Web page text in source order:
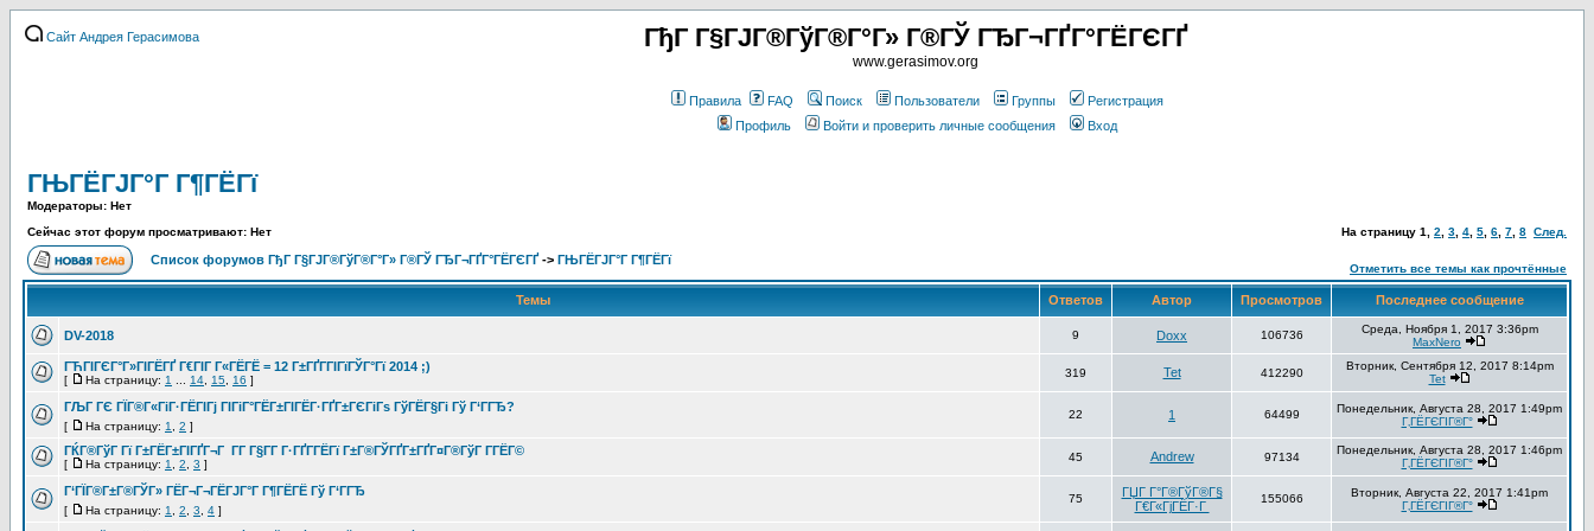
Сайт Андрея Герасимова ГђГ Г§ГЈГ®ГўГ®Г°Г» Г®ГЎ ГЂГ¬ГҐГ°ГЁГЄГҐ
www.gerasimov.org
Правила FAQ Поиск Пользователи Группы
Регистрация
Профиль
Войти и проверить личные сообщения Вход
ГЊГЁГЈГ°Г Г¶ГЁГї
Модераторы: Нет
Сейчас этот форум просматривают: Нет
На страницу 1 2 3 4 5 6 7 8 След.
Список форумов ГђГ Г§ГЈГ®ГўГ®Г°Г» Г®ГЎ ГЂГ¬ГҐГ°ГЁГЄГҐ-> ГЊГЁГЈГ°Г Г¶ГЁГї
Отметить все темы как прочтённые
Темы Ответов Автор Просмотров Последнее сообщение
DV-2018 9 Doxx 106736
Среда, Ноября 1, 2017 3:36pm
MaxNero
ГЋГІГЄГ°Г»ГІГЁГҐ Г€ГІГ Г«ГЁГЁ = 12 Г±ГҐГ­ГІГїГЎГ°Гї 2014 ;)
[ На страницу: 1 14 15 16 ]
319 Tet 412290
Вторник, Сентября 12, 2017 8:14pm
Tet
ГЉГ ГЄ ГЇГ®Г«ГіГ·ГЁГІГј ГІГіГ°ГЁГ±ГІГЁГ·ГҐГ±ГЄГіГѕ ГўГЁГ§Гі Гў Г‘ГГЂ?
[ На страницу: 1 2 ]
22 1 64499
Понедельник, Августа 28, 2017 1:49pm
Г‚ГЁГЄГІГ®Г°
ГЌГ®ГўГ Гї Г±ГЁГ±ГІГҐГ¬Г Г­Г Г§Г­Г Г·ГҐГ­ГЁГї Г±Г®ГЎГҐГ±ГҐГ¤Г®ГўГ Г­ГЁГ©
[ На страницу: 1 2 3 ]
45 Andrew 97134
Понедельник, Августа 28, 2017 1:46pm
Г‚ГЁГЄГІГ®Г°
Г‘ГЇГ®Г±Г®ГЎГ» ГЁГ¬Г¬ГЁГЈГ°Г Г¶ГЁГЁ Гў Г‘ГГЂ
[ На страницу: 1 2 3 4 ]
75
ГЏГ Г°Г®ГўГ®Г§
Г€Г«ГјГЁГ·Г
155066
Вторник, Августа 22, 2017 1:41pm
Г‚ГЁГЄГІГ®Г°